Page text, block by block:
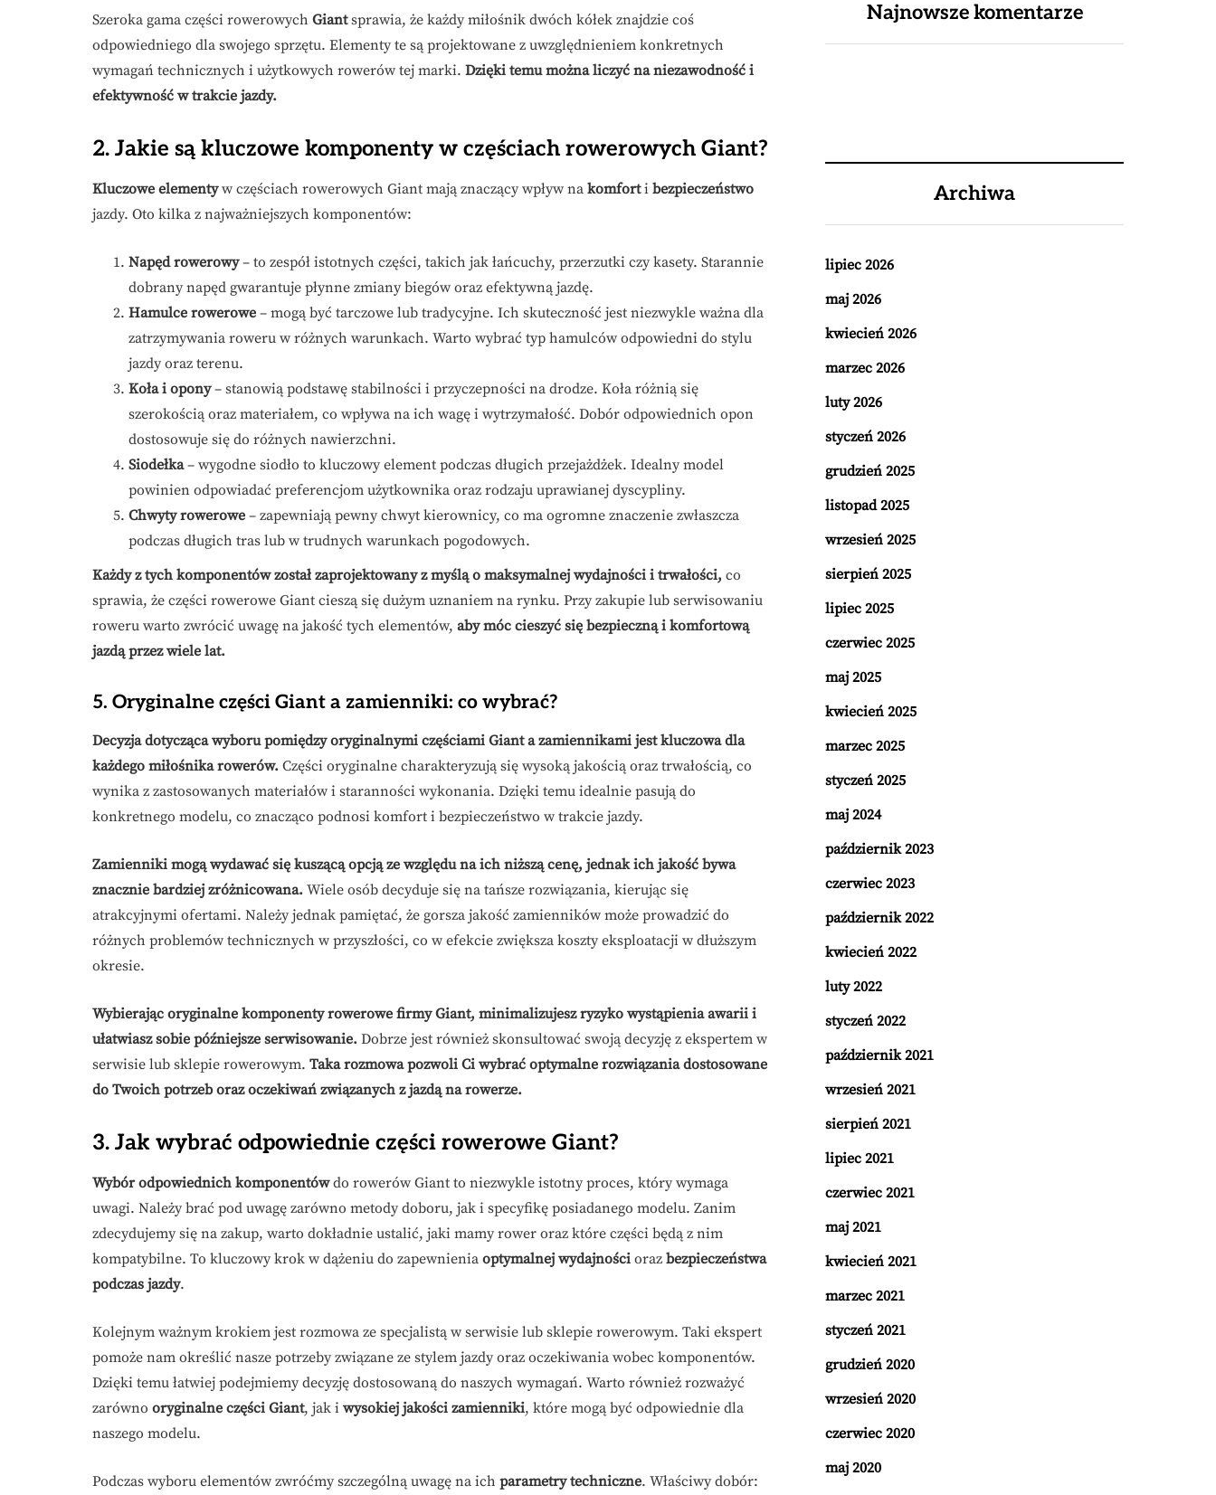
Szeroka gama części rowerowych Giantsprawia, że każdy miłośnik dwóch kółek znajdzie coś
odpowiedniego dla swojego sprzętu. Elementy te są projektowane z uwzględnieniem konkretnych
wymagań technicznych i użytkowych rowerów tej marki. Dzięki temu można liczyć na niezawodność i
efektywność w trakcie jazdy.
2. Jakie są kluczowe komponenty w częściach rowerowych Giant?
Kluczowe elementyw częściach rowerowych Giant mają znaczący wpływ na komforti bezpieczeństwo
jazdy. Oto kilka z najważniejszych komponentów:
Napęd rowerowy– to zespół istotnych części, takich jak łańcuchy, przerzutki czy kasety. Starannie
dobrany napęd gwarantuje płynne zmiany biegów oraz efektywną jazdę.
Hamulce rowerowe – mogą być tarczowe lub tradycyjne. Ich skuteczność jest niezwykle ważna dla
zatrzymywania roweru w różnych warunkach. Warto wybrać typ hamulców odpowiedni do stylu
jazdy oraz terenu.
Koła i opony– stanowią podstawę stabilności i przyczepności na drodze. Koła różnią się
szerokością oraz materiałem, co wpływa na ich wagę i wytrzymałość. Dobór odpowiednich opon
dostosowuje się do różnych nawierzchni.
Siodełka– wygodne siodło to kluczowy element podczas długich przejażdżek. Idealny model
powinien odpowiadać preferencjom użytkownika oraz rodzaju uprawianej dyscypliny.
Chwyty rowerowe – zapewniają pewny chwyt kierownicy, co ma ogromne znaczenie zwłaszcza
podczas długich tras lub w trudnych warunkach pogodowych.
Każdy z tych komponentów został zaprojektowany z myślą o maksymalnej wydajności i trwałości, co
sprawia, że części rowerowe Giant cieszą się dużym uznaniem na rynku. Przy zakupie lub serwisowaniu
roweru warto zwrócić uwagę na jakość tych elementów, aby móc cieszyć się bezpieczną i komfortową
jazdą przez wiele lat.
5. Oryginalne części Giant a zamienniki: co wybrać?
Decyzja dotycząca wyboru pomiędzy oryginalnymi częściami Giant a zamiennikami jest kluczowa dla
każdego miłośnika rowerów. Części oryginalne charakteryzują się wysoką jakością oraz trwałością, co
wynika z zastosowanych materiałów i staranności wykonania. Dzięki temu idealnie pasują do
konkretnego modelu, co znacząco podnosi komfort i bezpieczeństwo w trakcie jazdy.
Zamienniki mogą wydawać się kuszącą opcją ze względu na ich niższą cenę, jednak ich jakość bywa
znacznie bardziej zróżnicowana. Wiele osób decyduje się na tańsze rozwiązania, kierując się
atrakcyjnymi ofertami. Należy jednak pamiętać, że gorsza jakość zamienników może prowadzić do
różnych problemów technicznych w przyszłości, co w efekcie zwiększa koszty eksploatacji w dłuższym
okresie.
Wybierając oryginalne komponenty rowerowe firmy Giant, minimalizujesz ryzyko wystąpienia awarii i
ułatwiasz sobie późniejsze serwisowanie. Dobrze jest również skonsultować swoją decyzję z ekspertem w
serwisie lub sklepie rowerowym. Taka rozmowa pozwoli Ci wybrać optymalne rozwiązania dostosowane
do Twoich potrzeb oraz oczekiwań związanych z jazdą na rowerze.
3. Jak wybrać odpowiednie części rowerowe Giant?
Wybór odpowiednich komponentówdo rowerów Giant to niezwykle istotny proces, który wymaga
uwagi. Należy brać pod uwagę zarówno metody doboru, jak i specyfikę posiadanego modelu. Zanim
zdecydujemy się na zakup, warto dokładnie ustalić, jaki mamy rower oraz które części będą z nim
kompatybilne. To kluczowy krok w dążeniu do zapewnienia optymalnej wydajności oraz bezpieczeństwa
podczas jazdy.
Kolejnym ważnym krokiem jest rozmowa ze specjalistą w serwisie lub sklepie rowerowym. Taki ekspert
pomoże nam określić nasze potrzeby związane ze stylem jazdy oraz oczekiwania wobec komponentów.
Dzięki temu łatwiej podejmiemy decyzję dostosowaną do naszych wymagań. Warto również rozważyć
zarówno oryginalne części Giant, jak i wysokiej jakości zamienniki, które mogą być odpowiednie dla
naszego modelu.
Podczas wyboru elementów zwróćmy szczególną uwagę na ich parametry techniczne. Właściwy dobór:
Najnowsze komentarze
Archiwa
lipiec 2026
maj 2026
kwiecień 2026
marzec 2026
luty 2026
styczeń 2026
grudzień 2025
listopad 2025
wrzesień 2025
sierpień 2025
lipiec 2025
czerwiec 2025
maj 2025
kwiecień 2025
marzec 2025
styczeń 2025
maj 2024
październik 2023
czerwiec 2023
październik 2022
kwiecień 2022
luty 2022
styczeń 2022
październik 2021
wrzesień 2021
sierpień 2021
lipiec 2021
czerwiec 2021
maj 2021
kwiecień 2021
marzec 2021
styczeń 2021
grudzień 2020
wrzesień 2020
czerwiec 2020
maj 2020